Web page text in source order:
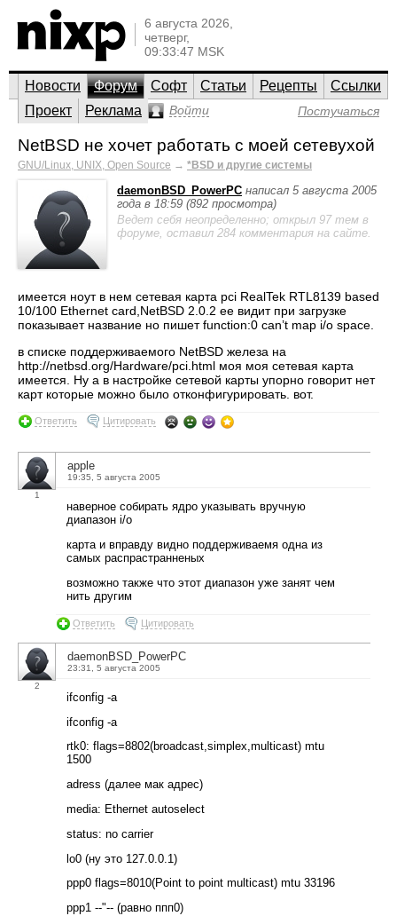
6 августа 2026,
четверг,
09:33:47 MSK
Новости Форум Софт Статьи Рецепты
Ссылки
Проект
Реклама Войти Постучаться
NetBSD не хочет работать с моей сетевухой
GNU/Linux, UNIX, Open Source → *BSD и другие системы
daemonBSD_PowerPC написал 5 августа 2005
года в 18:59 (892 просмотра)
Ведет себя неопределенно; открыл 97 тем в
форуме, оставил 284 комментария на сайте.
имеется ноут в нем сетевая карта pci RealTek RTL8139 based
10/100 Ethernet card,NetBSD 2.0.2 ее видит при загрузке
показывает название но пишет function:0 can’t map i/o space.
в списке поддерживаемого NetBSD железа на
http://netbsd.org/Hardware/pci.html моя моя сетевая карта
имеется. Ну а в настройке сетевой карты упорно говорит нет
карт которые можно было отконфигурировать. вот.
Ответить Цитировать
1
apple
19:35, 5 августа 2005
наверное собирать ядро указывать вручную
диапазон i/o
карта и вправду видно поддерживаемя одна из
самых распрастранненых
возможно также что этот диапазон уже занят чем
нить другим
Ответить Цитировать
2
daemonBSD_PowerPC
23:31, 5 августа 2005
ifconfig -a
ifconfig -a
rtk0: flags=8802(broadcast,simplex,multicast) mtu
1500
adress (далее мак адрес)
media: Ethernet autoselect
status: no carrier
lo0 (ну это 127.0.0.1)
ppp0 flags=8010(Point to point multicast) mtu 33196
ppp1 --"-- (равно ппп0)